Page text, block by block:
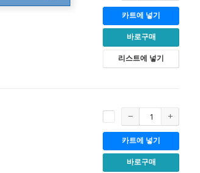
카트에 넣기
바로구매
리스트에 넣기
카트에 넣기
바로구매